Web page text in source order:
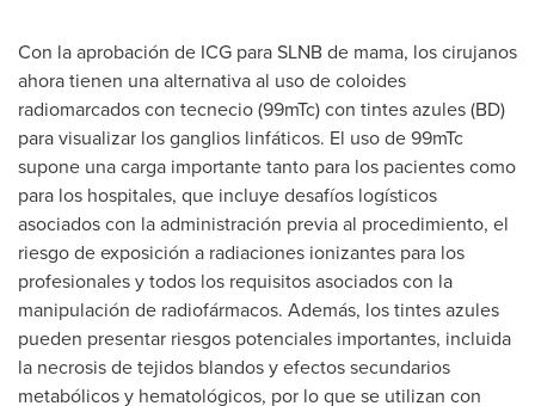
Con la aprobación de ICG para SLNB de mama, los cirujanos
ahora tienen una alternativa al uso de coloides
radiomarcados con tecnecio (99mTc) con tintes azules (BD)
para visualizar los ganglios linfáticos. El uso de 99mTc
supone una carga importante tanto para los pacientes como
para los hospitales, que incluye desafíos logísticos
asociados con la administración previa al procedimiento, el
riesgo de exposición a radiaciones ionizantes para los
profesionales y todos los requisitos asociados con la
manipulación de radiofármacos. Además, los tintes azules
pueden presentar riesgos potenciales importantes, incluida
la necrosis de tejidos blandos y efectos secundarios
metabólicos y hematológicos, por lo que se utilizan con